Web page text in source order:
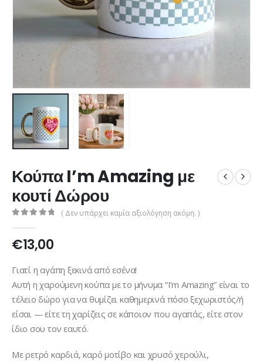
Κούπα I’m Amazing με
κουτί Δώρου
( Δεν υπάρχει καμία αξιολόγηση ακόμη. )
€13,00
Γιατί η αγάπη ξεκινά από εσένα!
Αυτή η χαρούμενη κούπα με το μήνυμα “I’m Amazing” είναι το
τέλειο δώρο για να θυμίζει καθημερινά πόσο ξεχωριστός/ή
είσαι — είτε τη χαρίζεις σε κάποιον που αγαπάς, είτε στον
ίδιο σου τον εαυτό.
Με ρετρό καρδιά, καρό μοτίβο και χρυσό χερούλι,